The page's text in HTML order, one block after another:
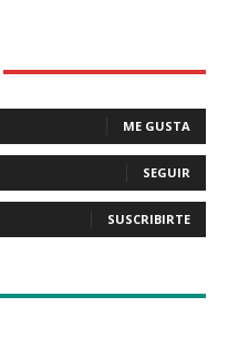
ME GUSTA
SEGUIR
SUSCRIBIRTE